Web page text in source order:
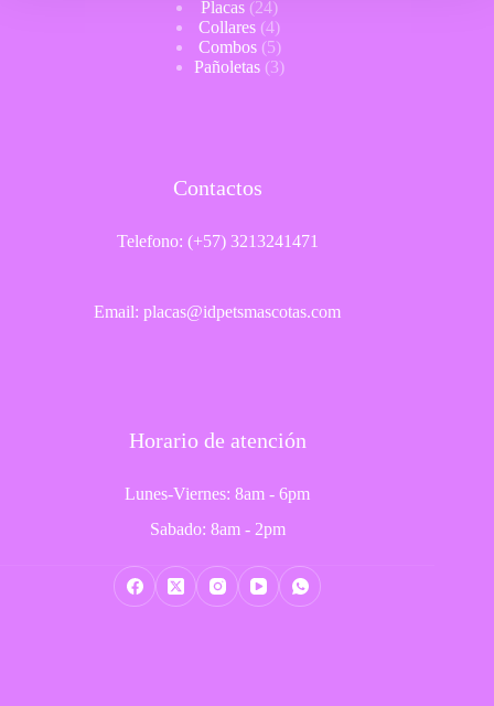
Placas 2424
productos
Collares 44
productos
Combos 55
productos
Pañoletas 33
Contactos
Telefono: (+57) 3213241471
Email: placas@idpetsmascotas.com
Horario de atención
Lunes-Viernes: 8am - 6pm
Sabado: 8am - 2pm